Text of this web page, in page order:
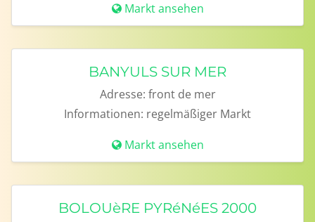
Markt ansehen
BANYULS SUR MER
Adresse: front de mer
Informationen: regelmäßiger Markt
Markt ansehen
BOLOUèRE PYRéNéES 2000